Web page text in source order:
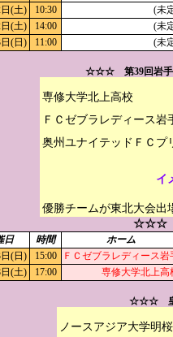
(土) 10:30
(未
(土)
14:00
(未
(日) 11:00 (未
☆☆☆ 第39回岩手
専修大学北上高校
ＦＣゼブラレディース岩
イ
優勝チームが東北大会出
☆☆☆
日 時間
ホーム
(日) 15:00
ＦＣゼブラレディース岩
(土) 17:00 専修大学北上高
☆☆☆ 皇
ノースアジア大学明